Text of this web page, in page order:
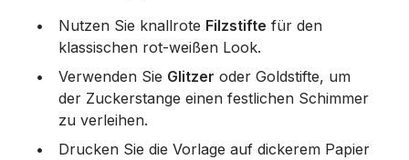
Nutzen Sie knallrote Filzstifte für den
klassischen rot-weißen Look.
Verwenden Sie Glitzer oder Goldstifte, um
der Zuckerstange einen festlichen Schimmer
zu verleihen.
Drucken Sie die Vorlage auf dickerem Papier